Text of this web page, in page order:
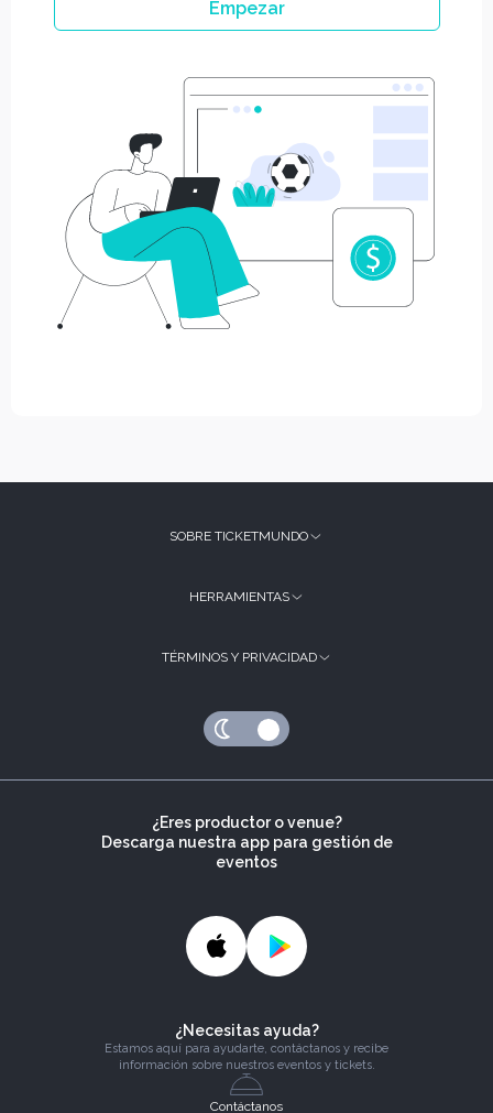
Empezar
SOBRE TICKETMUNDO
HERRAMIENTAS
TÉRMINOS Y PRIVACIDAD
¿Eres productor o venue?
Descarga nuestra app para gestión de
eventos
¿Necesitas ayuda?
Estamos aquí para ayudarte, contáctanos y recibe
información sobre nuestros eventos y tickets.
Contáctanos